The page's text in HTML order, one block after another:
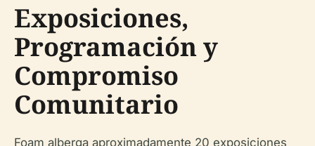
Exposiciones,
Programación y
Compromiso
Comunitario
Foam alberga aproximadamente 20 exposiciones